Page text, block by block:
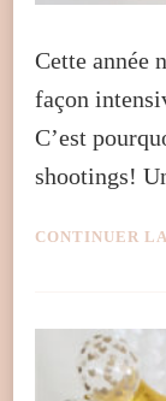
Cette année
façon
C’est
shootings!
CONTINUER